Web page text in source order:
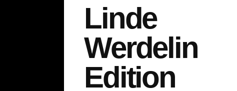
Linde
Werdelin
Edition